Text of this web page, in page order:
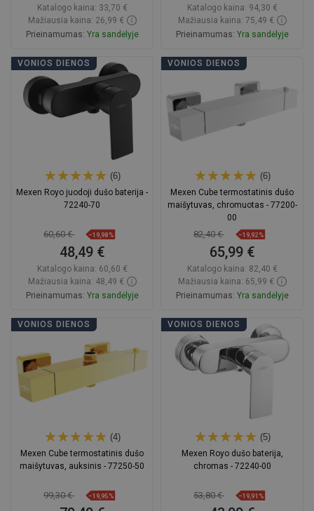
Katalogo kaina: 33,70 €
Mažiausia kaina: 26,99 €
Prieinamumas: Yra sandėlyje
Į krepšelį
favorite_border Mėgstami
Palyginti
Katalogo kaina: 94,30 €
Mažiausia kaina: 75,49 €
Prieinamumas: Yra sandėlyje
Į krepšelį
favorite_border Mėgstami
VONIOS DIENOS
(6)
Mexen Royo juodoji dušo baterija -
72240-70
60,60 € −19,98%
48,49 €
Katalogo kaina: 60,60 €
Mažiausia kaina: 48,49 €
Prieinamumas: Yra sandėlyje
Į krepšelį
favorite_border Mėgstami
VONIOS DIENOS
(6)
Mexen Cube termostatinis dušo
maišytuvas, chromuotas - 77200-
00
82,40 € −19,92%
65,99 €
Katalogo kaina: 82,40 €
Mažiausia kaina: 65,99 €
Prieinamumas: Yra sandėlyje
Į krepšelį
favorite_border Mėgstami
Palyginti
VONIOS DIENOS
(4)
Mexen Cube termostatinis dušo
maišytuvas, auksinis - 77250-50
99,30 € −19,95%
VONIOS DIENOS
(5)
Mexen Royo dušo baterija,
chromas - 72240-00
53,80 € −19,91%